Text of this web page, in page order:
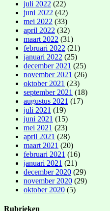
juli 2022 (22)
juni 2022 (42)
mei 2022 (33)
april 2022 (32)
maart 2022 (31)
februari 2022 (21)
januari 2022 (25)
december 2021 (25)
november 2021 (26)
oktober 2021 (23)
september 2021 (18)
augustus 2021 (17)
juli 2021 (19)
juni 2021 (15)
mei 2021 (23)
april 2021 (28)
maart 2021 (20)
februari 2021 (16)
januari 2021 (21)
december 2020 (29)
november 2020 (29)
oktober 2020 (5)
Rubrieken